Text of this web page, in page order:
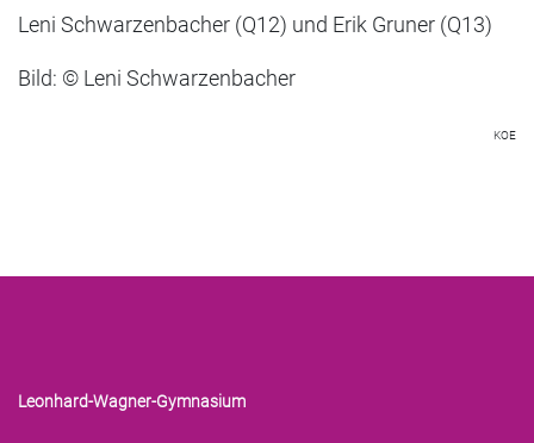
Leni Schwarzenbacher (Q12) und Erik Gruner (Q13)
Bild: © Leni Schwarzenbacher
KOE
Leonhard-Wagner-Gymnasium